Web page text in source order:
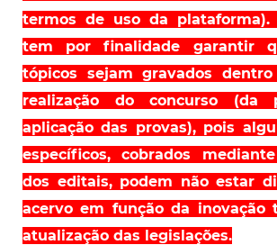
termos de uso da plataforma).
tem por finalidade garantir
tópicos sejam gravados
realização do concurso (da
aplicação das provas), pois
específicos, cobrados
dos editais, podem não estar
acervo em função da inovação
atualização das legislações.